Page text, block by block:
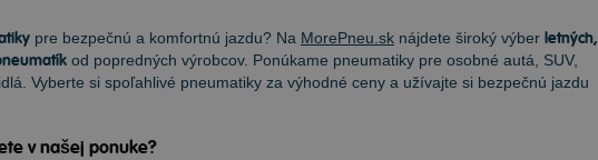
pre bezpečnú a komfortnú jazdu? Na MorePneu.sk nájdete široký výber letných,
od popredných výrobcov. Ponúkame pneumatiky pre osobné autá, SUV,
Vyberte si spoľahlivé pneumatiky za výhodné ceny a užívajte si bezpečnú jazdu
v našej ponuke?